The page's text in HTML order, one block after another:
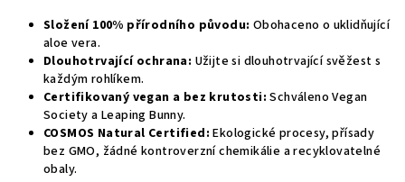
Složení 100% přírodního původu: Obohaceno o uklidňující
aloe vera.
Dlouhotrvající ochrana: Užijte si dlouhotrvající svěžest s
každým rohlíkem.
Certifikovaný vegan a bez krutosti: Schváleno Vegan
Society a Leaping Bunny.
COSMOS Natural Certified: Ekologické procesy, přísady
bez GMO, žádné kontroverzní chemikálie a recyklovatelné
obaly.